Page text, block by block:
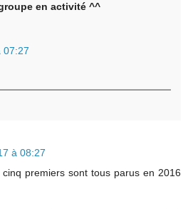
en activité ^^
07:27
à 08:27
premiers sont tous parus en 2016